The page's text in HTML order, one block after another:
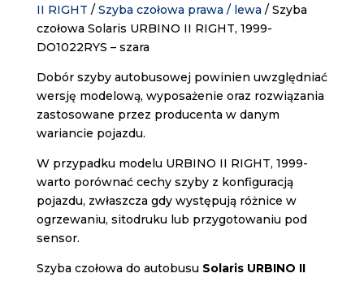
II RIGHT / Szyba czołowa prawa / lewa / Szyba
czołowa Solaris URBINO II RIGHT, 1999-
DO1022RYS – szara
Dobór szyby autobusowej powinien uwzględniać
wersję modelową, wyposażenie oraz rozwiązania
zastosowane przez producenta w danym
wariancie pojazdu.
W przypadku modelu URBINO II RIGHT, 1999-
warto porównać cechy szyby z konfiguracją
pojazdu, zwłaszcza gdy występują różnice w
ogrzewaniu, sitodruku lub przygotowaniu pod
sensor.
Szyba czołowa do autobusu Solaris URBINO II